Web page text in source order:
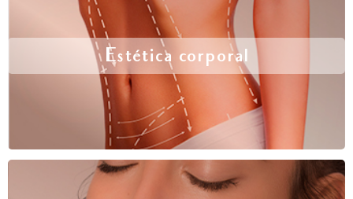
Estética corporal